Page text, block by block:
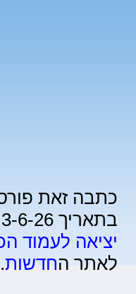
בתאריך 3-6-26 בשעה 12:47,
יציאה לעמוד
לאתר החדשות.